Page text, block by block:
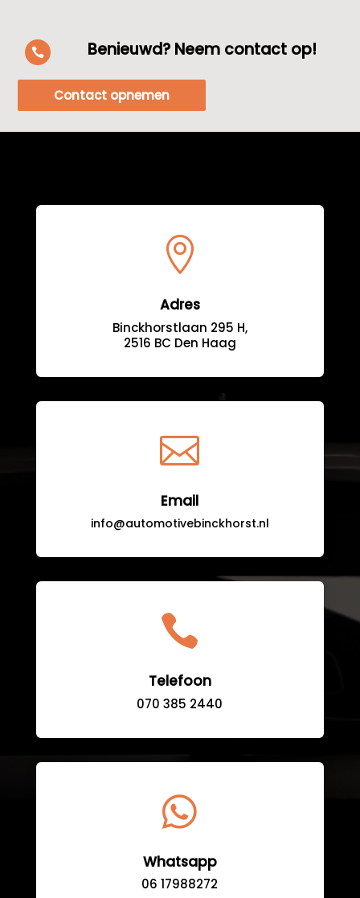
 Benieuwd? Neem contact op!
Contact opnemen

Adres
Binckhorstlaan 295 H,
2516 BC Den Haag

Email
info@automotivebinckhorst.nl

Telefoon
070 385 2440

Whatsapp
06 17988272